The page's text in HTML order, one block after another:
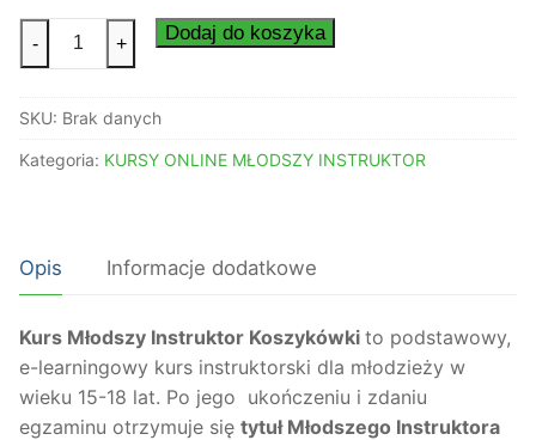
Kurs
Instruktora
Koszykówki
-
Koszykówka
wiek
15-
18
lat
- + Dodaj do koszyka
SKU: Brak danych
Kategoria: KURSY ONLINE MŁODSZY INSTRUKTOR
Opis Informacje dodatkowe
Kurs Młodszy Instruktor Koszykówki to podstawowy,
e-learningowy kurs instruktorski dla młodzieży w
wieku 15-18 lat. Po jego ukończeniu i zdaniu
egzaminu otrzymuje się tytuł Młodszego Instruktora